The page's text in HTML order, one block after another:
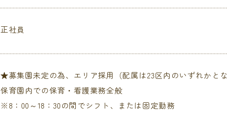
正社員
★募集園未定の為、エリア採用（配属は23区内のいずれかと
保育園内での保育・看護業務全般
※8：00～18：30の間でシフト、または固定勤務